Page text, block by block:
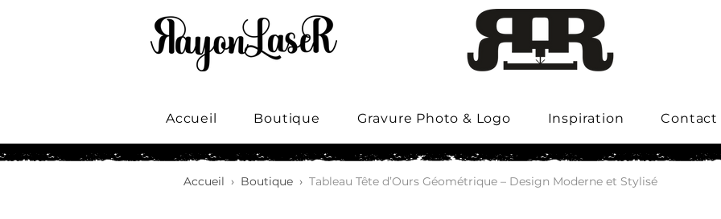
Accueil Boutique Gravure Photo & Logo Inspiration Contact
Accueil › Boutique › Tableau Tête d’Ours Géométrique – Design Moderne et Stylisé